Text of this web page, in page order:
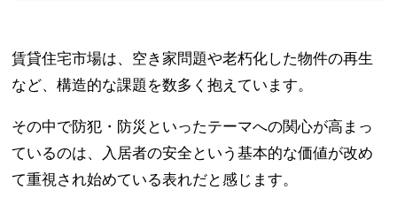
賃貸住宅市場は、空き家問題や老朽化した物件の再生
など、構造的な課題を数多く抱えています。
その中で防犯・防災といったテーマへの関心が高まっ
ているのは、入居者の安全という基本的な価値が改め
て重視され始めている表れだと感じます。